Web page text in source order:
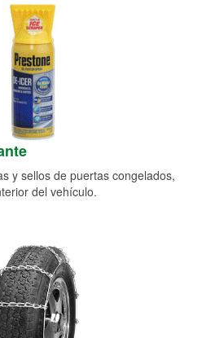
y sellos de puertas congelados,
del vehículo.